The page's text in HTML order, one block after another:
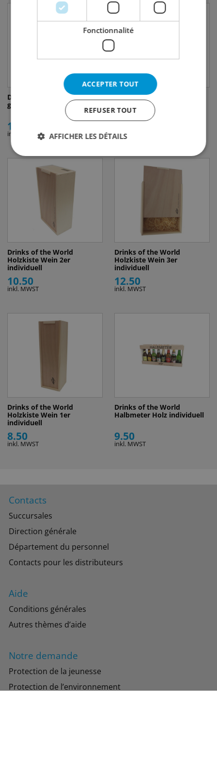
Drinks of the World Harass
gross induviduell 'Vintage'
10.00
inkl. MWST
Drinks of the World
Holzkiste 5er Bier
individuell
inkl. MWST
Drinks of the World
Holzkiste Wein 2er
individuell
10.50
inkl. MWST
Drinks of the World
Holzkiste Wein 3er
individuell
12.50
inkl. MWST
Drinks of the World
Holzkiste Wein 1er
individuell
8.50
inkl. MWST
Drinks of the World
Halbmeter Holz individuell
9.50
inkl. MWST
Contacts
Succursales
Direction générale
Département du personnel
Contacts pour les distributeurs
Aide
Conditions générales
Autres thèmes d’aide
Notre demande
Protection de la jeunesse
Protection de l’environnement
Fonctionnalité
ACCEPTER TOUT
REFUSER TOUT
AFFICHER LES DÉTAILS